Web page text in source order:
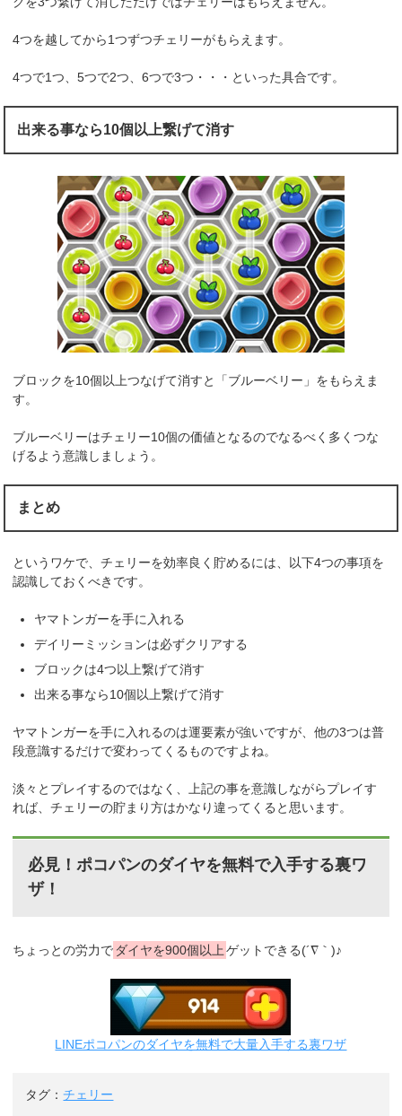
4つを越してから1つずつチェリーがもらえます。
4つで1つ、5つで2つ、6つで3つ・・・といった具合です。
出来る事なら10個以上繋げて消す
ブロックを10個以上つなげて消すと「ブルーベリー」をもらえま
す。
ブルーベリーはチェリー10個の価値となるのでなるべく多くつな
げるよう意識しましょう。
まとめ
というワケで、チェリーを効率良く貯めるには、以下4つの事項を
認識しておくべきです。
ヤマトンガーを手に入れる
デイリーミッションは必ずクリアする
ブロックは4つ以上繋げて消す
出来る事なら10個以上繋げて消す
ヤマトンガーを手に入れるのは運要素が強いですが、他の3つは普
段意識するだけで変わってくるものですよね。
淡々とプレイするのではなく、上記の事を意識しながらプレイす
れば、チェリーの貯まり方はかなり違ってくると思います。
必見！ポコパンのダイヤを無料で入手する裏ワ
ザ！
ちょっとの労力で ダイヤを900個以上 ゲットできる(´∇｀)♪
LINEポコパンのダイヤを無料で大量入手する裏ワザ
タグ：チェリー